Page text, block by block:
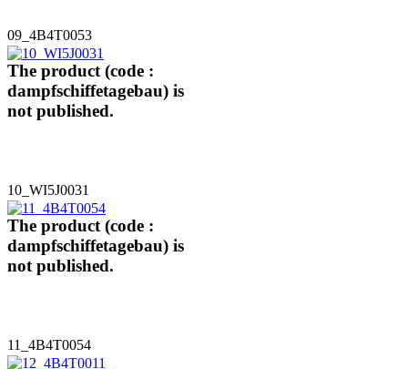
09_4B4T0053
The product (code :
dampfschiffetagebau) is
not published.
10_WI5J0031
The product (code :
dampfschiffetagebau) is
not published.
11_4B4T0054